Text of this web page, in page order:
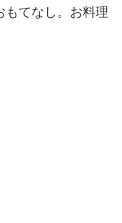
もてなし。お料理